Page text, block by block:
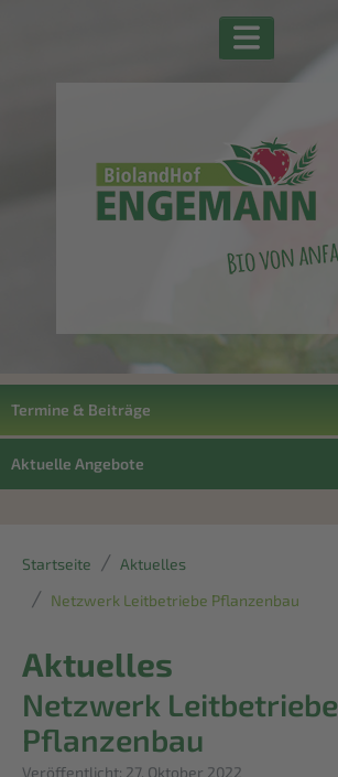
Termine & Beiträge
Aktuelle Angebote
Startseite
Aktuelles
Netzwerk Leitbetriebe Pflanzenbau
Aktuelles
Netzwerk Leitbetriebe
Pflanzenbau
Details
Veröffentlicht: 27. Oktober 2022